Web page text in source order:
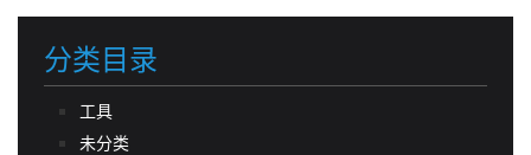
分类目录
工具
未分类